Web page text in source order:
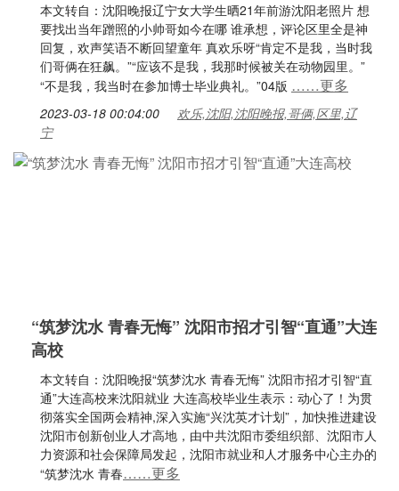
本文转自：沈阳晚报辽宁女大学生晒21年前游沈阳老照片 想
要找出当年蹭照的小帅哥如今在哪 谁承想，评论区里全是神
回复，欢声笑语不断回望童年 真欢乐呀“肯定不是我，当时我
们哥俩在狂飙。”“应该不是我，我那时候被关在动物园里。”
“不是我，我当时在参加博士毕业典礼。”04版 ……更多
2023-03-18 00:04:00
欢乐,沈阳,沈阳晚报,哥俩,区里,辽
宁
“筑梦沈水 青春无悔” 沈阳市招才引智“直通”大连
高校
本文转自：沈阳晚报“筑梦沈水 青春无悔” 沈阳市招才引智“直
通”大连高校来沈阳就业 大连高校毕业生表示：动心了！为贯
彻落实全国两会精神,深入实施“兴沈英才计划”，加快推进建设
沈阳市创新创业人才高地，由中共沈阳市委组织部、沈阳市人
力资源和社会保障局发起，沈阳市就业和人才服务中心主办的
“筑梦沈水 青春……更多